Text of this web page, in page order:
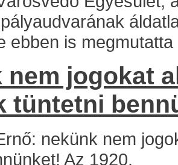
ebben is
nem jogokat
tüntetni
nekünk nem
Az 1920.